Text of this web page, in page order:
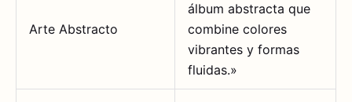
Arte Abstracto
álbum abstracta que
combine colores
vibrantes y formas
fluidas.»